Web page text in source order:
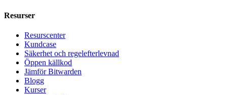
Resurser
Resurscenter
Kundcase
Säkerhet och regelefterlevnad
Öppen källkod
Jämför Bitwarden
Blogg
Kurser